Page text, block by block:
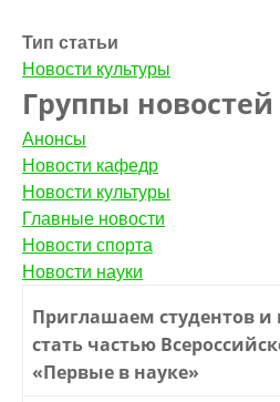
Тип статьи
Новости культуры
Группы новостей
Анонсы
Новости кафедр
Новости культуры
Главные новости
Новости спорта
Новости науки
Приглашаем студентов
стать частью
«Первые в науке»